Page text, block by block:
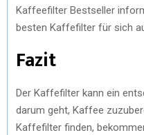
Kaffeefilter Bestseller
besten Kaffefilter für sich
Fazit
Der Kaffefilter kann ein
darum geht, Kaffee
Kaffefilter finden,